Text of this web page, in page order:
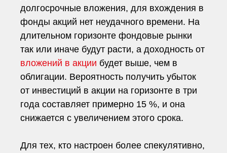
долгосрочные вложения, для вхождения в
фонды акций нет неудачного времени. На
длительном горизонте фондовые рынки
так или иначе будут расти, а доходность от
вложений в акции будет выше, чем в
облигации. Вероятность получить убыток
от инвестиций в акции на горизонте в три
года составляет примерно 15 %, и она
снижается с увеличением этого срока.
Для тех, кто настроен более спекулятивно,